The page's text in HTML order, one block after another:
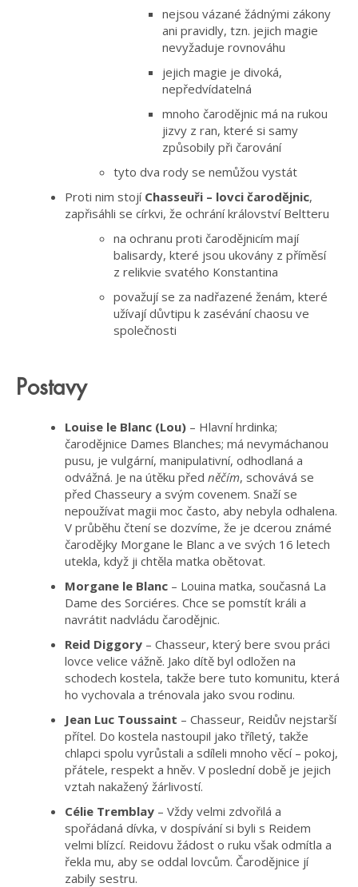
nejsou vázané žádnými zákony
ani pravidly, tzn. jejich magie
nevyžaduje rovnováhu
jejich magie je divoká,
nepředvídatelná
mnoho čarodějnic má na rukou
jizvy z ran, které si samy
způsobily při čarování
tyto dva rody se nemůžou vystát
Proti nim stojí Chasseuři – lovci čarodějnic,
zapřisáhli se církvi, že ochrání království Beltteru
na ochranu proti čarodějnicím mají
balisardy, které jsou ukovány z příměsí
z relikvie svatého Konstantina
považují se za nadřazené ženám, které
užívají důvtipu k zasévání chaosu ve
společnosti
Postavy
Louise le Blanc (Lou) – Hlavní hrdinka;
čarodějnice Dames Blanches; má nevymáchanou
pusu, je vulgární, manipulativní, odhodlaná a
odvážná. Je na útěku před něčím, schovává se
před Chasseury a svým covenem. Snaží se
nepoužívat magii moc často, aby nebyla odhalena.
V průběhu čtení se dozvíme, že je dcerou známé
čarodějky Morgane le Blanc a ve svých 16 letech
utekla, když ji chtěla matka obětovat.
Morgane le Blanc – Louina matka, současná La
Dame des Sorciéres. Chce se pomstít králi a
navrátit nadvládu čarodějnic.
Reid Diggory – Chasseur, který bere svou práci
lovce velice vážně. Jako dítě byl odložen na
schodech kostela, takže bere tuto komunitu, která
ho vychovala a trénovala jako svou rodinu.
Jean Luc Toussaint – Chasseur, Reidův nejstarší
přítel. Do kostela nastoupil jako tříletý, takže
chlapci spolu vyrůstali a sdíleli mnoho věcí – pokoj,
přátele, respekt a hněv. V poslední době je jejich
vztah nakažený žárlivostí.
Célie Tremblay – Vždy velmi zdvořilá a
spořádaná dívka, v dospívání si byli s Reidem
velmi blízcí. Reidovu žádost o ruku však odmítla a
řekla mu, aby se oddal lovcům. Čarodějnice jí
zabily sestru.